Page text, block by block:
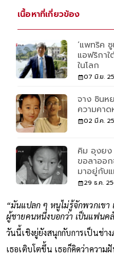
เนื้อหาที่เกี่ยวข้อง
‘แพทริค
แอฟริกา
ในโลก
07 มิ.ย.
จาง ซินห
ความคา
02 มี.ค.
คิม อุงยง
ขอลาออ
มาอยู่กับ
29 ธ.ค.
“มันแปลก ๆ หนูไม่รู้จักพวกเขา
ผู้ชายคนหนึ่งบอกว่า เป็นแฟนค
วันนี้เชิงยู่ยังสนุกกับการเป็นช่
เธอเติบโตขึ้น เธอก็คิดว่าความ